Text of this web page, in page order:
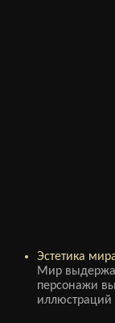
Эстетика
Мир
персонажи
иллюстраций